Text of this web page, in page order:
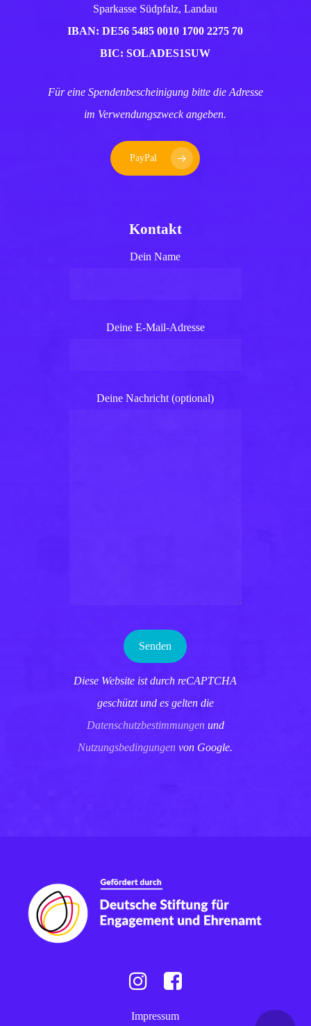
Sparkasse Südpfalz, Landau
IBAN: DE56 5485 0010 1700 2275 70
BIC: SOLADES1SUW
Für eine Spendenbescheinigung bitte die Adresse
im Verwendungszweck angeben.
PayPal
Kontakt
Dein Name
Deine E-Mail-Adresse
Deine Nachricht (optional)
Diese Website ist durch reCAPTCHA
geschützt und es gelten die
Datenschutzbestimmungenund
Nutzungsbedingungen von Google.
InstagramFacebook
Impressum